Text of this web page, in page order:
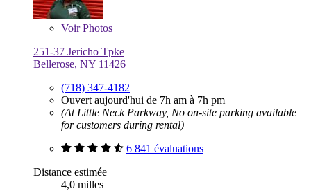
VoirPhotos
251-37 Jericho Tpke
Bellerose, NY 11426
(718) 347-4182
Ouvert aujourd'hui de 7h am à 7h pm
(At Little Neck Parkway, No on-site parking available
for customers during rental)
6 841 évaluations
Distance estimée
4,0 milles